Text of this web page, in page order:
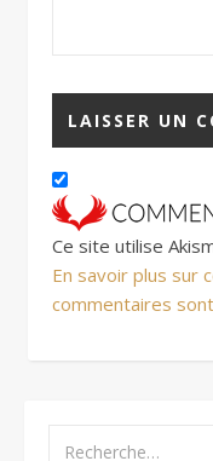
Ce site utilise
En savoir plus sur
commentaires